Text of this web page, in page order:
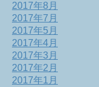
2017年8月
2017年7月
2017年5月
2017年4月
2017年3月
2017年2月
2017年1月